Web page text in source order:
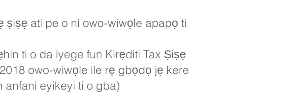
ṣiṣẹ ati pe o ni owo-wiwọle apapọ ti
ti o da iyege fun Kirẹditi Tax Ṣiṣẹ
owo-wiwọle ile rẹ gbọdọ jẹ kere
anfani eyikeyi ti o gba)